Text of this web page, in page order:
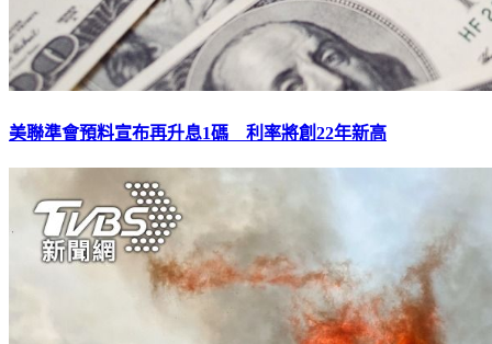
美聯準會預料宣布再升息1碼 利率將創22年新高